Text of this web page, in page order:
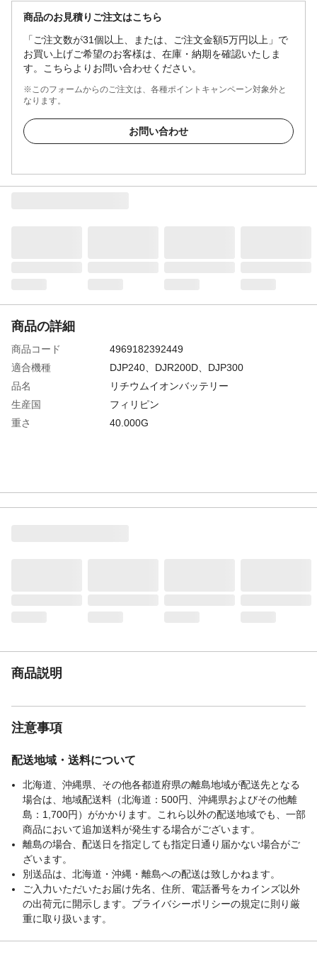
商品のお見積りご注文はこちら
「ご注文数が31個以上、または、ご注文金額5万円以上」で
お買い上げご希望のお客様は、在庫・納期を確認いたしま
す。こちらよりお問い合わせください。
※このフォームからのご注文は、各種ポイントキャンペーン対象外と
なります。
お問い合わせ
商品の詳細
商品コード
4969182392449
適合機種
DJP240、DJR200D、DJP300
品名
リチウムイオンバッテリー
生産国
フィリピン
重さ
40.000G
商品説明
注意事項
配送地域・送料について
北海道、沖縄県、その他各都道府県の離島地域が配送先となる
場合は、地域配送料（北海道：500円、沖縄県およびその他離
島：1,700円）がかかります。これら以外の配送地域でも、一部
商品において追加送料が発生する場合がございます。
離島の場合、配送日を指定しても指定日通り届かない場合がご
ざいます。
別送品は、北海道・沖縄・離島への配送は致しかねます。
ご入力いただいたお届け先名、住所、電話番号をカインズ以外
の出荷元に開示します。プライバシーポリシーの規定に則り厳
重に取り扱います。